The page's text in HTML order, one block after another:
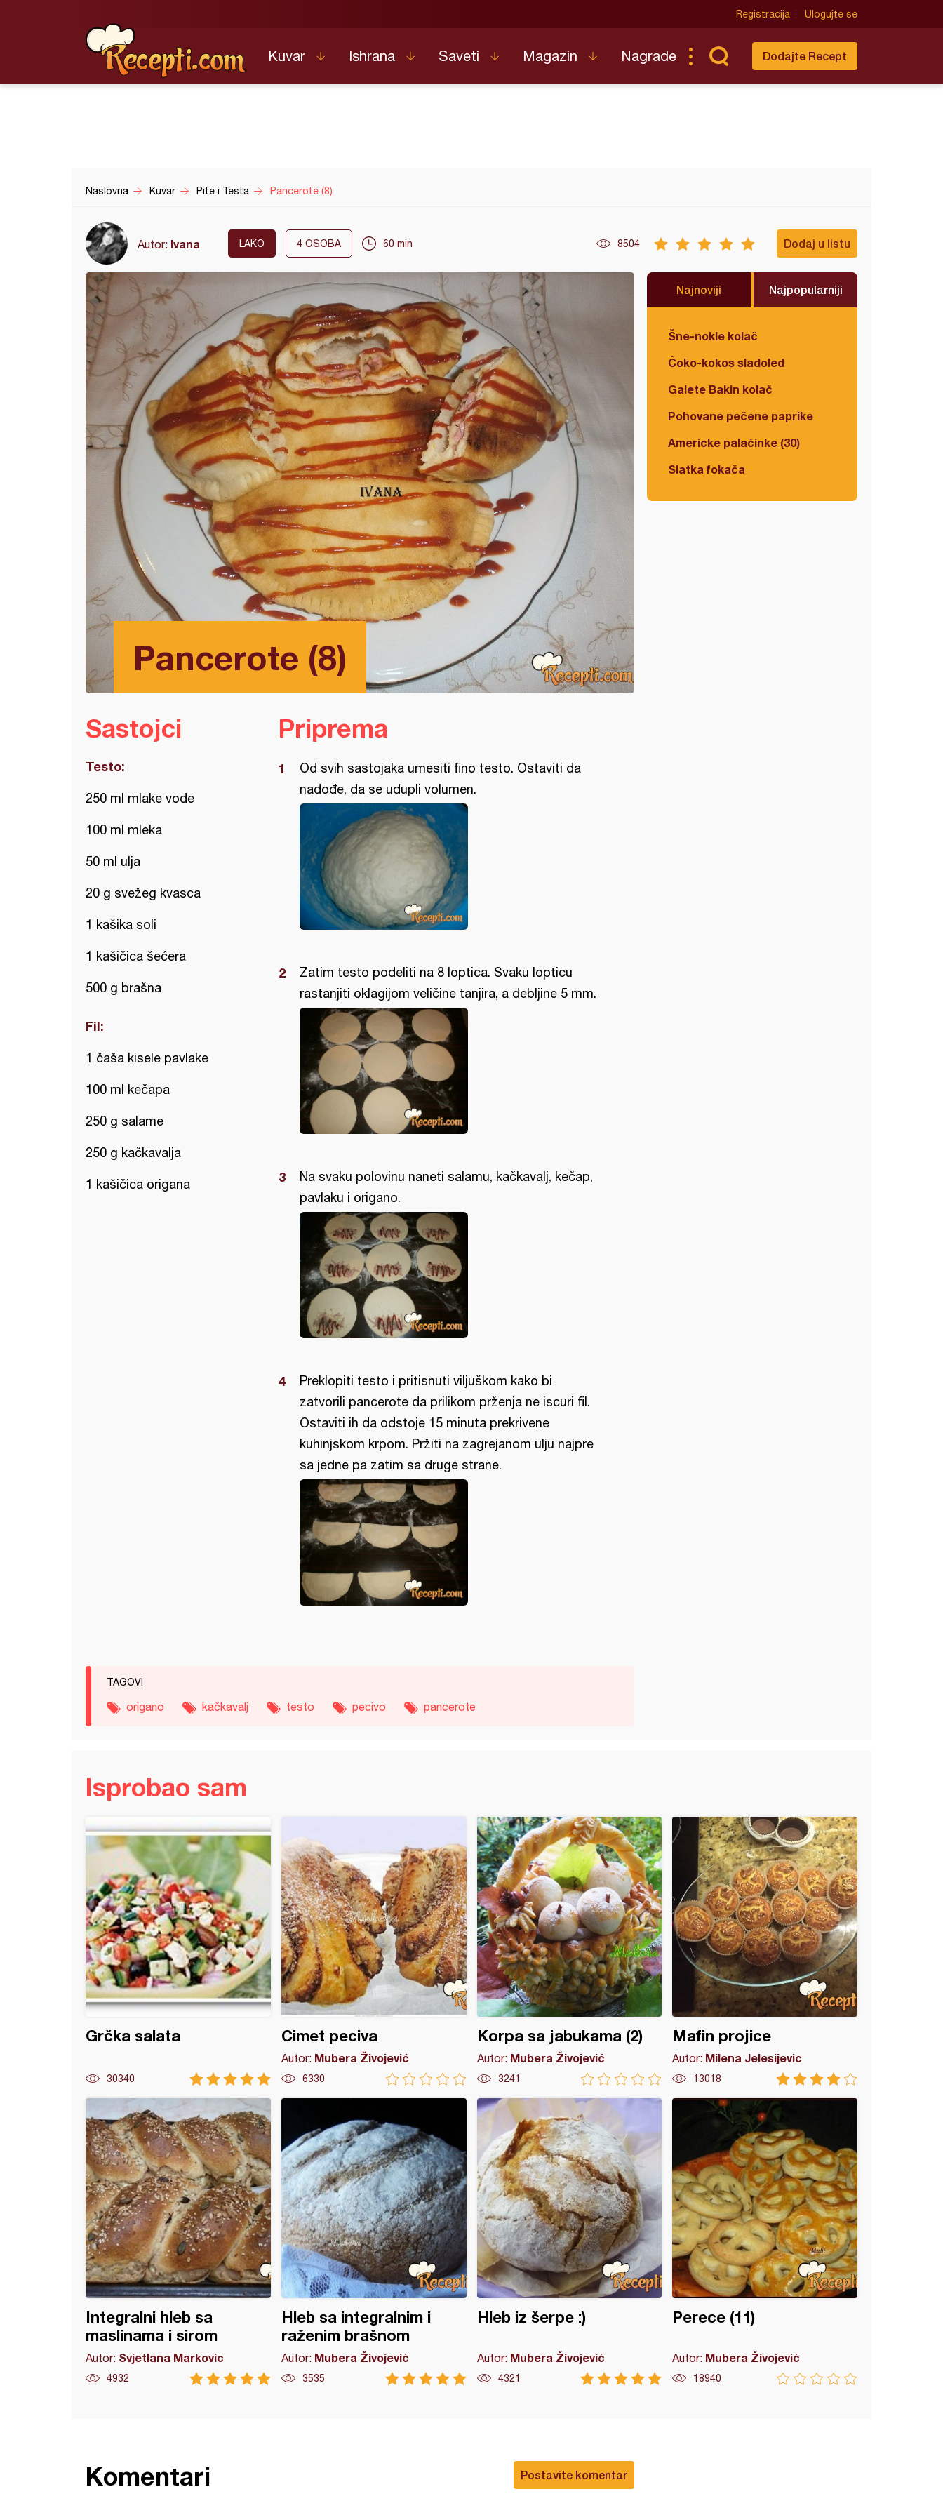
Registracija Ulogujte se
Kuvar Ishrana Saveti Magazin Nagrade Dodajte Recept
Naslovna Kuvar Pite i Testa Pancerote (8)
Autor: Ivana LAKO 4 OSOBA 60 min 8504 Dodaj u listu
Pancerote (8)
Najnoviji Najpopularniji
Šne-nokle kolač
Čoko-kokos sladoled
Galete Bakin kolač
Pohovane pečene paprike
Americke palačinke (30)
Slatka fokača
Sastojci
Testo:
250 ml mlake vode
100 ml mleka
50 ml ulja
20 g svežeg kvasca
1 kašika soli
1 kašičica šećera
500 g brašna
Fil:
1 čaša kisele pavlake
100 ml kečapa
250 g salame
250 g kačkavalja
1 kašičica origana
Priprema
Od svih sastojaka umesiti fino testo. Ostaviti da
nadođe, da se udupli volumen.
Zatim testo podeliti na 8 loptica. Svaku lopticu
rastanjiti oklagijom veličine tanjira, a debljine 5 mm.
Na svaku polovinu naneti salamu, kačkavalj, kečap,
pavlaku i origano.
Preklopiti testo i pritisnuti viljuškom kako bi
zatvorili pancerote da prilikom prženja ne iscuri fil.
Ostaviti ih da odstoje 15 minuta prekrivene
kuhinjskom krpom. Pržiti na zagrejanom ulju najpre
sa jedne pa zatim sa druge strane.
TAGOVI
origano kačkavalj testo pecivo pancerote
Isprobao sam
Grčka salata
30340
Cimet peciva
Autor: Mubera Živojević
6330
Korpa sa jabukama (2)
Autor: Mubera Živojević
3241
Mafin projice
Autor: Milena Jelesijevic
13018
Integralni hleb sa
maslinama i sirom
Autor: Svjetlana Markovic
4932
Hleb sa integralnim i
raženim brašnom
Autor: Mubera Živojević
3535
Hleb iz šerpe :)
Autor: Mubera Živojević
4321
Perece (11)
Autor: Mubera Živojević
18940
Postavite komentar
Komentari